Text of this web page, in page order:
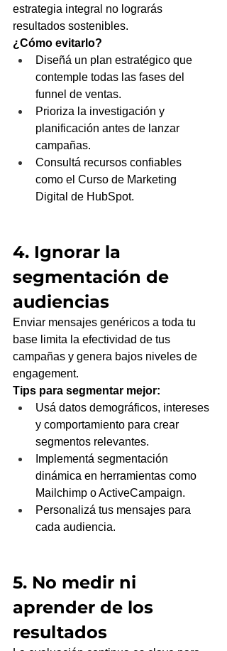
estrategia integral no lograrás
resultados sostenibles.
¿Cómo evitarlo?
Diseñá un plan estratégico que
contemple todas las fases del
funnel de ventas.
Prioriza la investigación y
planificación antes de lanzar
campañas.
Consultá recursos confiables
como el Curso de Marketing
Digital de HubSpot.
4. Ignorar la
segmentación de
audiencias
Enviar mensajes genéricos a toda tu
base limita la efectividad de tus
campañas y genera bajos niveles de
engagement.
Tips para segmentar mejor:
Usá datos demográficos, intereses
y comportamiento para crear
segmentos relevantes.
Implementá segmentación
dinámica en herramientas como
Mailchimp o ActiveCampaign.
Personalizá tus mensajes para
cada audiencia.
5. No medir ni
aprender de los
resultados